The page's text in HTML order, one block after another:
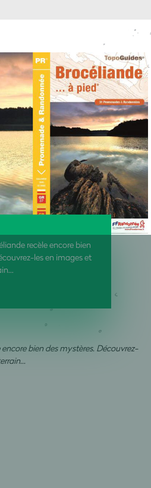
recèle encore bien
les en images et
bien des mystères. Découvrez-